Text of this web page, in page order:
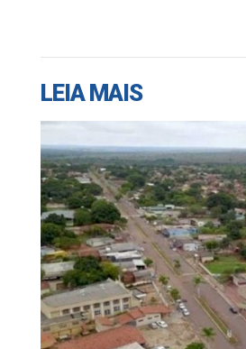
LEIA MAIS